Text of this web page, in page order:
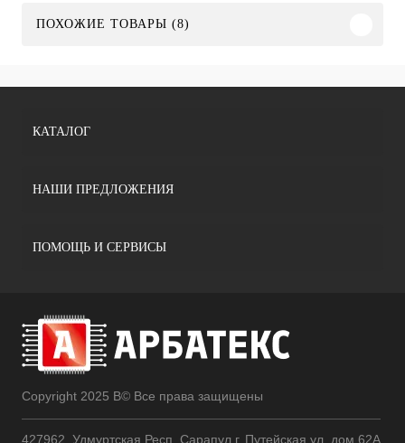
ПОХОЖИЕ ТОВАРЫ (8)
КАТАЛОГ
НАШИ ПРЕДЛОЖЕНИЯ
ПОМОЩЬ И СЕРВИСЫ
Copyright 2025 В© Все права защищены
427962, Удмуртская Респ, Сарапул г, Путейская ул, дом 62А